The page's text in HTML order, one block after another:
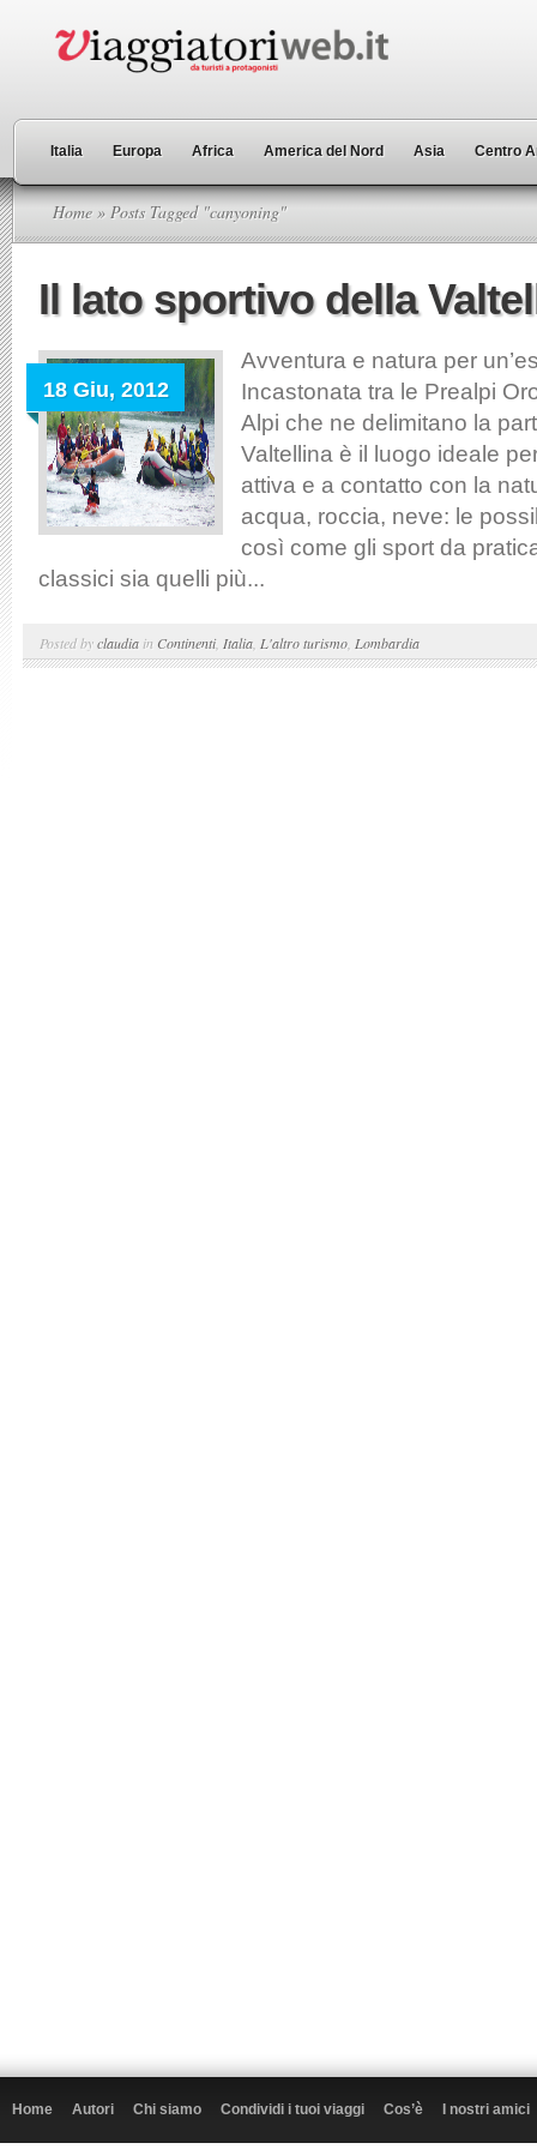
Italia Europa Africa America del Nord Asia Centro
Home » Posts Tagged "canyoning"
Il lato sportivo della
18 Giu, 2012
Avventura e natura per
Incastonata tra le Prealpi
Alpi che ne delimitano la
Valtellina è il luogo ideale
attiva e a contatto con la
acqua, roccia, neve: le
così come gli sport da
classici sia quelli più...
Posted byclaudia in Continenti, Italia L'altro turismo Lombardia
Home Autori Chi siamo Condividi i tuoi viaggi Cos’è I nostri amici